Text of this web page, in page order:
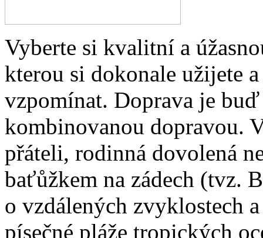
Vyberte si kvalitní a
kterou si dokonale užijete
vzpomínat. Doprava je
kombinovanou dopravou.
přáteli, rodinná dovolená
baťůžkem na zádech (tvz.
o vzdálených zvyklostech
písečné pláže tropických